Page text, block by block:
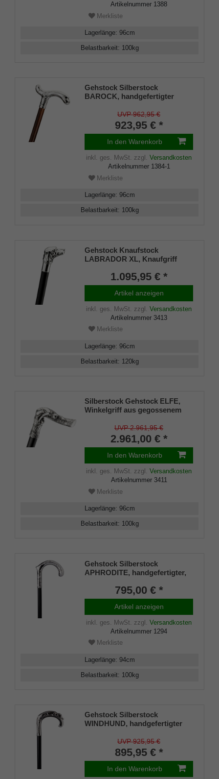
Artikelnummer 1388
Merkliste
Lagerlänge: 96cm
Belastbarkeit: 100kg
Gehstock Silberstock
BAROCK, handgefertigter
Sterlingsilber, fein ziseliert,
Stock aus edlem
Kirschbaumholz,
Manufakturarbeit
UVP 962,95 €
923,95 € *
In den Warenkorb
inkl. ges. MwSt. zzgl. Versandkosten
Artikelnummer 1384-1
Merkliste
Lagerlänge: 96cm
Belastbarkeit: 100kg
Gehstock Knaufstock
LABRADOR XL, Knaufgriff
kräftiger Stock edles Makassar-
Ebenholz handpoliert,
Gummipuffer, 98 cm
1.095,95 € *
Artikel anzeigen
inkl. ges. MwSt. zzgl. Versandkosten
Artikelnummer 3413
Merkliste
Lagerlänge: 96cm
Belastbarkeit: 120kg
Silberstock Gehstock ELFE,
Winkelgriff aus gegossenem
aus edlem, handpoliertem
Makassar-Ebenholz,
Wertanlage
UVP 2.961,95 €
2.961,00 € *
In den Warenkorb
inkl. ges. MwSt. zzgl. Versandkosten
Artikelnummer 3411
Merkliste
Lagerlänge: 96cm
Belastbarkeit: 100kg
Gehstock Silberstock
APHRODITE, handgefertigter,
aus echtem 925/1000
Sterlingsilber, aufgesetzt auf
einen Stock aus edlem
Makassar Ebenholz, inklusiv
Schlankpuffer.
795,00 € *
Artikel anzeigen
inkl. ges. MwSt. zzgl. Versandkosten
Artikelnummer 1294
Merkliste
Lagerlänge: 94cm
Belastbarkeit: 100kg
Gehstock Silberstock
WINDHUND, handgefertigter
925/1000 Sterling Silber mit
aufwendiger Nachbildung eines
liegenden Wundhundes,
aufgesetzt auf einen Stock aus
edlem Makassar Ebenholz,
UVP 925,95 €
895,95 € *
In den Warenkorb